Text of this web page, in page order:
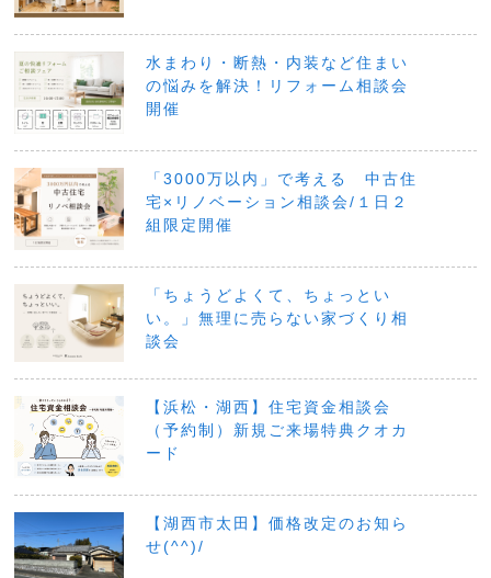
水まわり・断熱・内装など住まい
の悩みを解決！リフォーム相談会
開催
「3000万以内」で考える 中古住
宅×リノベーション相談会/１日２
組限定開催
「ちょうどよくて、ちょっとい
い。」無理に売らない家づくり相
談会
【浜松・湖西】住宅資金相談会
（予約制）新規ご来場特典クオカ
ード
【湖西市太田】価格改定のお知ら
せ(^^)/